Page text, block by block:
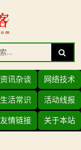
Search
资讯杂谈 网络技术
生活常识 活动线报
友情链接 关于本站